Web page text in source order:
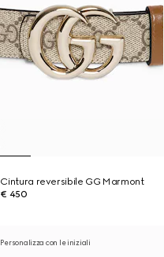
Cintura reversibile GG Marmont
€ 450
Personalizza con le iniziali